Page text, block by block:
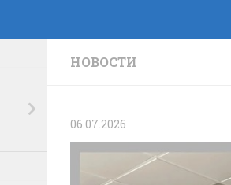
НОВОСТИ
06.07.2026